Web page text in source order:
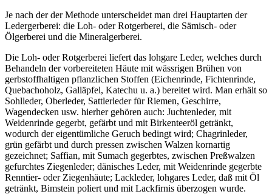
Je nach der der Methode unterscheidet man drei Hauptarten der
Ledergerberei: die Loh- oder Rotgerberei, die Sämisch- oder
Ölgerberei und die Mineralgerberei.
Die Loh- oder Rotgerberei liefert das lohgare Leder, welches durch
Behandeln der vorbereiteten Häute mit wässrigen Brühen von
gerbstoffhaltigen pflanzlichen Stoffen (Eichenrinde, Fichtenrinde,
Quebachoholz, Galläpfel, Katechu u. a.) bereitet wird. Man erhält so
Sohlleder, Oberleder, Sattlerleder für Riemen, Geschirre,
Wagendecken usw. hierher gehören auch: Juchtenleder, mit
Weidenrinde gegerbt, gefärbt und mit Birkenteeröl getränkt,
wodurch der eigentümliche Geruch bedingt wird; Chagrinleder,
grün gefärbt und durch pressen zwischen Walzen kornartig
gezeichnet; Saffian, mit Sumach gegerbtes, zwischen Preßwalzen
gefurchtes Ziegenleder; dänisches Leder, mit Weidenrinde gegerbte
Renntier- oder Ziegenhäute; Lackleder, lohgares Leder, daß mit Öl
getränkt, Bimstein poliert und mit Lackfirnis überzogen wurde.